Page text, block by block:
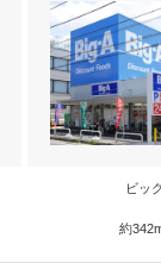
ビッ
約